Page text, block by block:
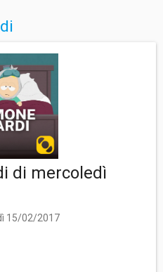
di mercoledì
15/02/2017